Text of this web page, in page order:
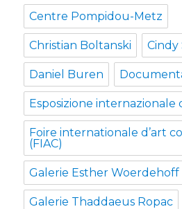
Centre Pompidou-Metz
Christian Boltanski Cindy
Daniel Buren
Esposizione internazionale
Foire internationale d’art
(FIAC)
Galerie Esther Woerdehoff
Galerie Thaddaeus Ropac